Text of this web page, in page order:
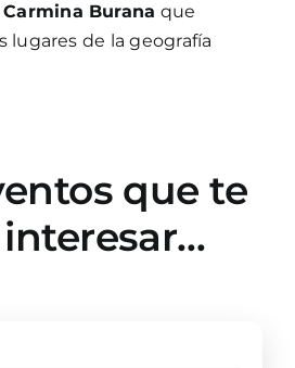
Carmina Burana que
lugares de la geografía
que te